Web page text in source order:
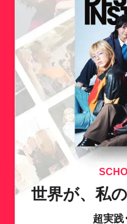
世界が、私
超実践